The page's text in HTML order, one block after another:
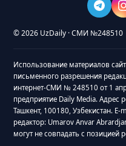
© 2026 UzDaily · СМИ №248510
Использование материалов
письменного разрешения
интернет-СМИ № 248510 от 1
предприятие Daily Media. Адрес
Ташкент, 100180, Узбекистан.
редактор: Umarov Anvar
могут не совпадать с позицией